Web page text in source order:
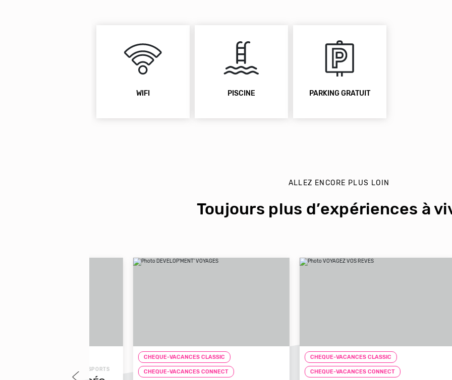
WIFI PISCINE PARKING GRATUIT
ALLEZ ENCORE PLUS LOIN
Toujours plus d’expériences à
CHEQUE-VACANCES CLASSIC
CHEQUE-VACANCES CONNECT
CHEQUE-VACANCES CLASSIC
CHEQUE-VACANCES CONNECT